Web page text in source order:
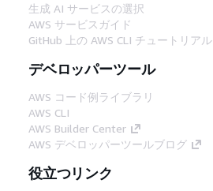
生成 AI サービスの選択
AWS サービスガイド
GitHub 上の AWS CLI チュートリアル
デベロッパーツール
AWS コード例ライブラリ
AWS CLI
AWS Builder Center
AWS デベロッパーツールブログ
役立つリンク